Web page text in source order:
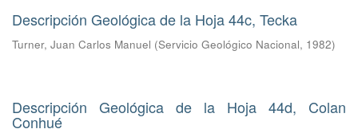
Descripción Geológica de la Hoja 44c, Tecka
Turner, Juan Carlos Manuel (Servicio Geológico Nacional, 1982)
Descripción Geológica de la Hoja 44d, Colan
Conhué